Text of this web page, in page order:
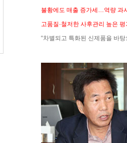
불황에도 매출 증가세…역량 과
고품질·철저한 사후관리 높은 평
“차별되고 특화된 신제품을 바